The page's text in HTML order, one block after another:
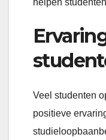
helpen
Veel studenten
positieve